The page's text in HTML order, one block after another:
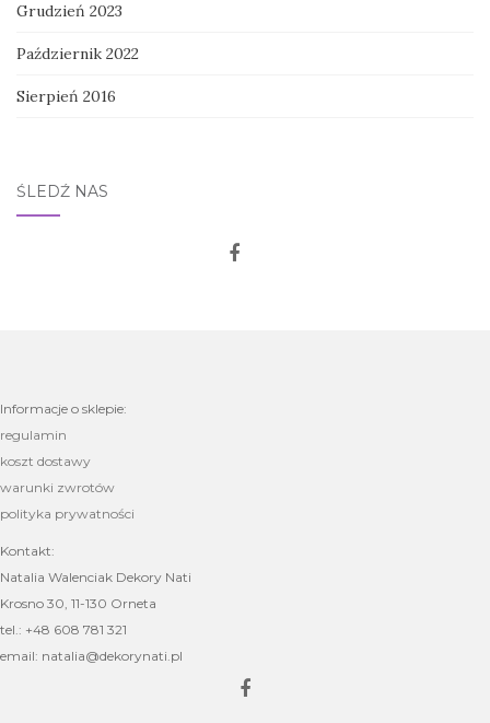
Grudzień 2023
Październik 2022
Sierpień 2016
ŚLEDŹ NAS
Informacje o sklepie:
regulamin
koszt dostawy
warunki zwrotów
polityka prywatności
Kontakt:
Natalia Walenciak Dekory Nati
Krosno 30, 11-130 Orneta
tel.: +48 608 781 321
email: natalia@dekorynati.pl